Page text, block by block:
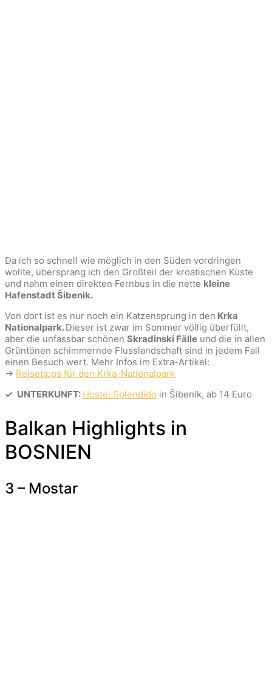
Da ich so schnell wie möglich in den Süden vordringen
wollte, übersprang ich den Großteil der kroatischen Küste
und nahm einen direkten Fernbus in die nette kleine
Hafenstadt Šibenik.
Von dort ist es nur noch ein Katzensprung in den Krka
Nationalpark.Dieser ist zwar im Sommer völlig überfüllt,
aber die unfassbar schönen Skradinski Fälle und die in allen
Grüntönen schimmernde Flusslandschaft sind in jedem Fall
einen Besuch wert. Mehr Infos im Extra-Artikel:
→ Reisetipps für den Krka-Nationalpark
✓ UNTERKUNFT: Hostel Splendido in Šibenik, ab 14 Euro
Balkan Highlights in
BOSNIEN
3 – Mostar